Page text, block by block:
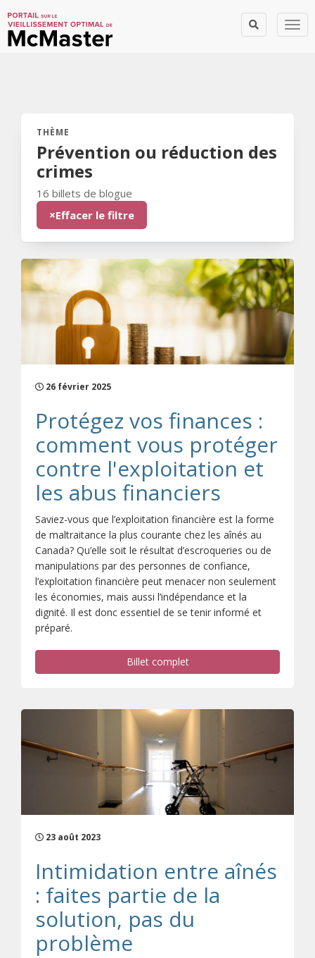
THÈME
Billets de blogue:
Prévention ou réduction des
crimes
16 billets de blogue
×Effacer le filtre
26 février 2025
Protégez vos finances :
comment vous protéger
contre l'exploitation et
les abus financiers
Saviez-vous que l’exploitation financière est la forme
de maltraitance la plus courante chez les aînés au
Canada? Qu’elle soit le résultat d’escroqueries ou de
manipulations par des personnes de confiance,
l’exploitation financière peut menacer non seulement
les économies, mais aussi l’indépendance et la
dignité. Il est donc essentiel de se tenir informé et
préparé.
Billet complet
23 août 2023
Intimidation entre aînés
: faites partie de la
solution, pas du
problème